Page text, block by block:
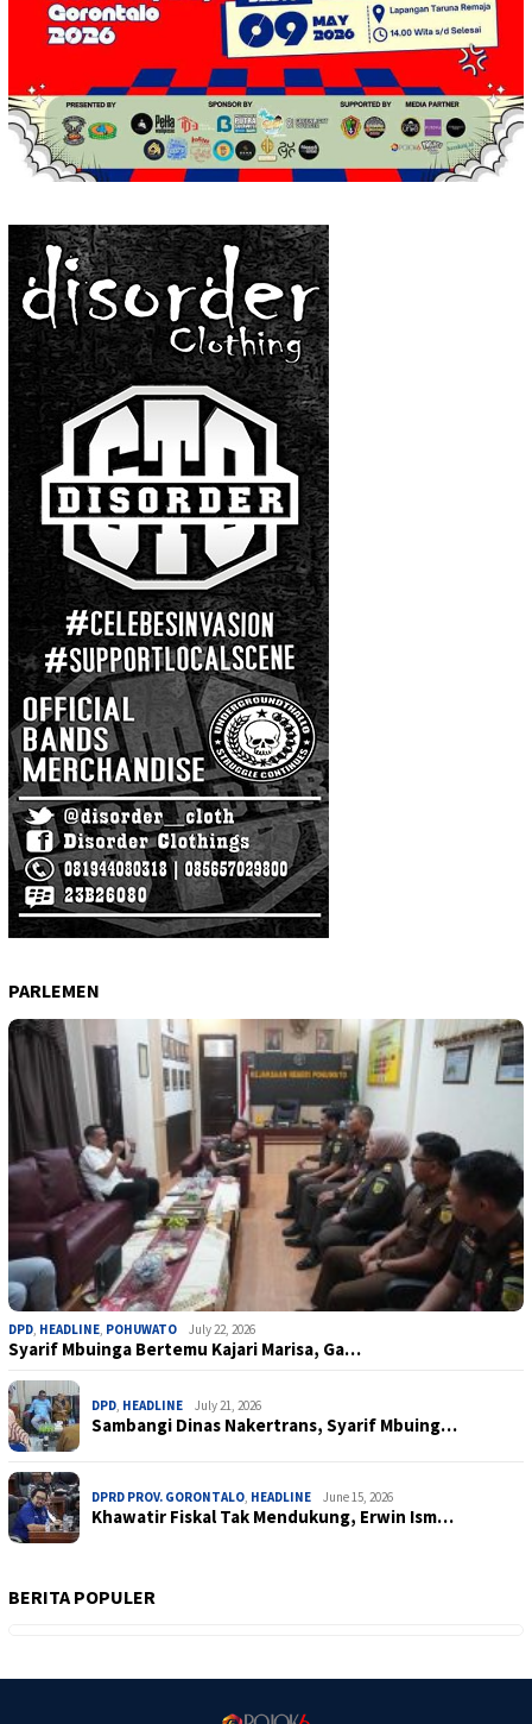
PARLEMEN
DPD, HEADLINE, POHUWATO July 22, 2026
Syarif Mbuinga Bertemu Kajari Marisa, Ga…
DPD, HEADLINE July 21, 2026
Sambangi Dinas Nakertrans, Syarif Mbuing…
DPRD PROV. GORONTALO, HEADLINE June 15, 2026
Khawatir Fiskal Tak Mendukung, Erwin Ism…
BERITA POPULER